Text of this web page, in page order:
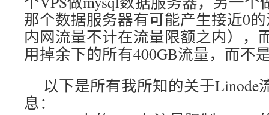
那个数据服务器有可能产生接近0
内网流量不计在流量限额之内），
用掉余下的所有400GB流量，而不
以下是所有我所知的关于Linode
息：